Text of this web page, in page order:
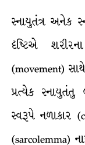
સ્નાયુતંત્ર અનેક
દૃષ્ટિએ
(movement)
પ્રત્યેક સ્નાયુતંતુ
સ્વરૂપે નળાકાર
(sarcolemma)